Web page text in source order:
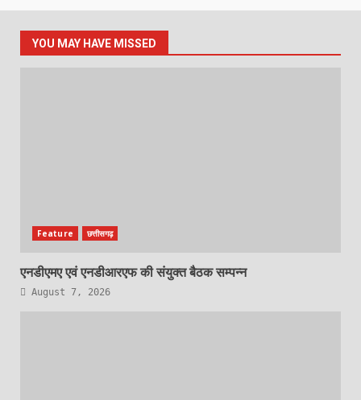
YOU MAY HAVE MISSED
Feature छत्तीसगढ़
एनडीएमए एवं एनडीआरएफ की संयुक्त बैठक सम्पन्न
August 7, 2026